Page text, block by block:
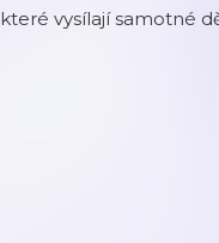
vysílají samotné